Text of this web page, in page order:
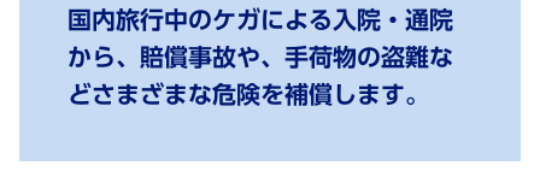
国内旅行中のケガによる入院・通院
から、賠償事故や、手荷物の盗難な
どさまざまな危険を補償します。